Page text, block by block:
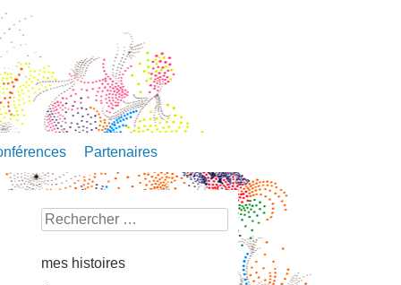
Partenaires
Search
mes histoires